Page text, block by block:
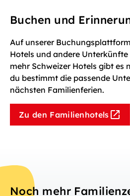
Buchen und
Auf unserer
Hotels und andere
mehr Schweizer Hotels gibt es
du bestimmt die passende
nächsten Familienferien.
Zu den Familienhotels
Noch mehr